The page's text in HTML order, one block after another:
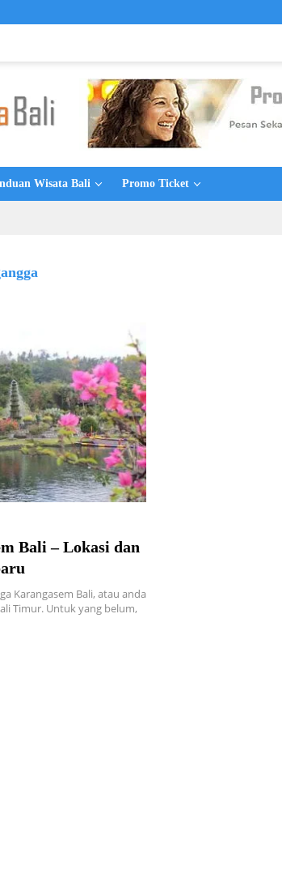
Wisata Bali Promo Ticket
Bali – Lokasi dan
Karangasem Bali, atau anda
Timur. Untuk yang belum,